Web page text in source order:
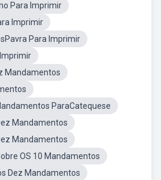
Para Imprimir
Imprimir
Para Imprimir
Mandamentos
ParaCatequese
Mandamentos
Mandamentos
OS 10 Mandamentos
Dez Mandamentos